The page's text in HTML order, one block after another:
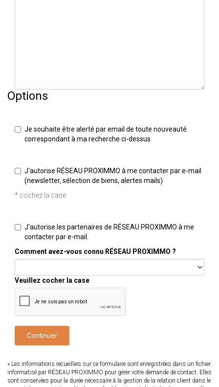
Options
Je souhaite être alerté par email de toute nouveauté
correspondant à ma recherche ci-dessus
J'autorise RÉSEAU PROXIMMO à me contacter par e-mail
(newsletter, sélection de biens, alertes mails)
* cochez la case
J'autorise les partenaires de RÉSEAU PROXIMMO à me
contacter par e-mail.
Comment avez-vous connu RÉSEAU PROXIMMO ?
Veuillez cocher la case
Continuer
« Les informations recueillies sur ce formulaire sont enregistrées dans un fichier
informatisé par RÉSEAU PROXIMMO pour gérer votre demande de contact. Elles
sont conservées pour la durée nécessaire à la gestion de la relation client dans le